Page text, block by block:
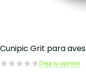
Cunipic Grit para aves
Deja tu opinion